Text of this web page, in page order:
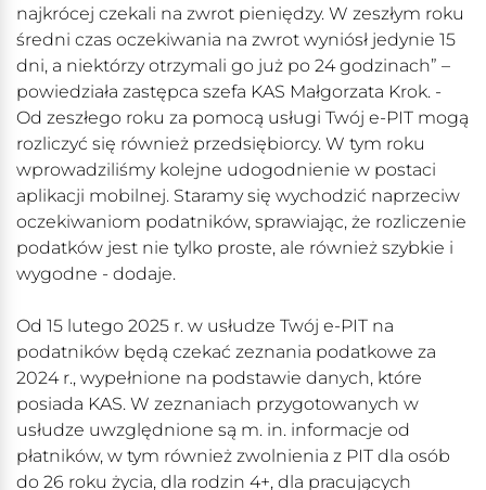
najkrócej czekali na zwrot pieniędzy. W zeszłym roku
średni czas oczekiwania na zwrot wyniósł jedynie 15
dni, a niektórzy otrzymali go już po 24 godzinach” –
powiedziała zastępca szefa KAS Małgorzata Krok. -
Od zeszłego roku za pomocą usługi Twój e-PIT mogą
rozliczyć się również przedsiębiorcy. W tym roku
wprowadziliśmy kolejne udogodnienie w postaci
aplikacji mobilnej. Staramy się wychodzić naprzeciw
oczekiwaniom podatników, sprawiając, że rozliczenie
podatków jest nie tylko proste, ale również szybkie i
wygodne - dodaje.
Od 15 lutego 2025 r. w usłudze Twój e-PIT na
podatników będą czekać zeznania podatkowe za
2024 r., wypełnione na podstawie danych, które
posiada KAS. W zeznaniach przygotowanych w
usłudze uwzględnione są m. in. informacje od
płatników, w tym również zwolnienia z PIT dla osób
do 26 roku życia, dla rodzin 4+, dla pracujących